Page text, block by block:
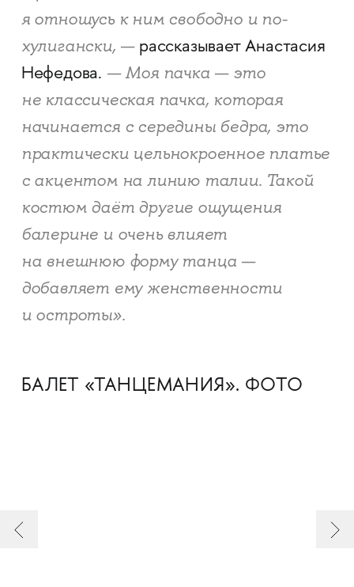
я отношусь к ним свободно и по-
хулигански, — рассказывает Анастасия
Нефедова. — Моя пачка — это
не классическая пачка, которая
начинается с середины бедра, это
практически цельнокроенное платье
с акцентом на линию талии. Такой
костюм даёт другие ощущения
балерине и очень влияет
на внешнюю форму танца —
добавляет ему женственности
и остроты».
БАЛЕТ «ТАНЦЕМАНИЯ». ФОТО